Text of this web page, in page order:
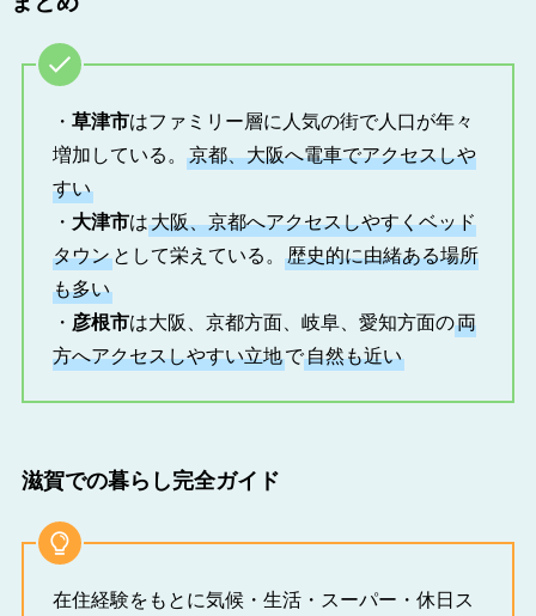
・ 草津市はファミリー層に人気の街で人口が年々
増加している。 京都、大阪へ電車でアクセスしや
すい
・ 大津市は大阪、京都へアクセスしやすくベッド
タウンとして栄えている。 歴史的に由緒ある場所
も多い
・ 彦根市は大阪、京都方面、岐阜、愛知方面の両
方へアクセスしやすい立地で自然も近い
滋賀での暮らし完全ガイド
在住経験をもとに気候・生活・スーパー・休日ス